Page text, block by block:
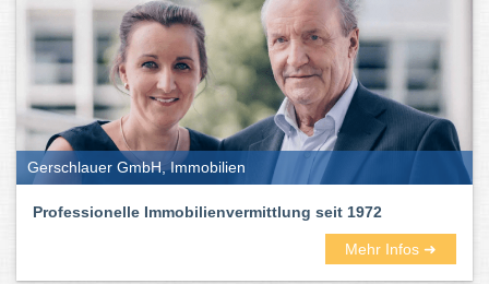
Gerschlauer GmbH, Immobilien
Professionelle Immobilienvermittlung seit 1972
Mehr Infos ➜